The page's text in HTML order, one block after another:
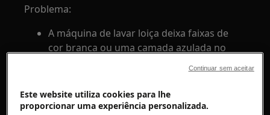
Problema:
A máquina de lavar loiça deixa faixas de
cor branca ou uma camada azulada no
máquina de lavar loiça encastrável
Este website utiliza cookies para lhe
proporcionar uma experiência personalizada.
Continuar sem aceitar